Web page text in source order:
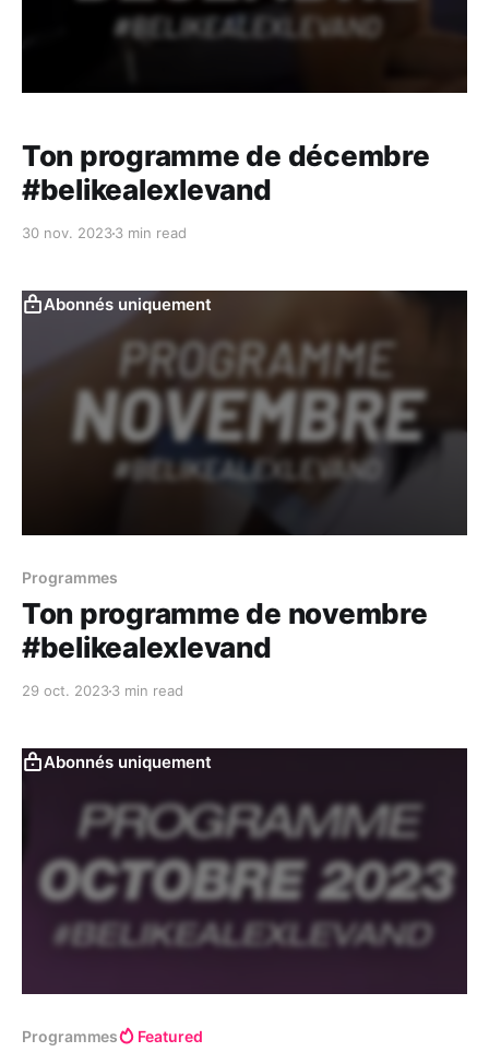
Ton programme de décembre
#belikealexlevand
30 nov. 20233 min read
Abonnés uniquement
Programmes
Ton programme de novembre
#belikealexlevand
29 oct. 20233 min read
Abonnés uniquement
Programmes Featured